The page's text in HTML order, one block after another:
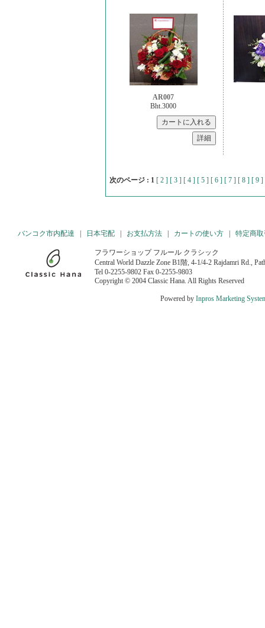
AR007
Bht.3000
次のページ : 1 [ 2 ] [ 3 ] [ 4 ] [ 5 ] [ 6 ] [ 7 ] [ 8 ] [ 9 ]
バンコク市内配達 日本宅配 お支払方法 カートの使い方 特定商
フラワーショップ フルール クラシック
Central World Dazzle Zone B1階, 4-1/4-2 Rajdamri Rd.,
Tel 0-2255-9802 Fax 0-2255-9803
Copyright © 2004 Classic Hana. All Rights Reserved
Powered by Inpros Marketing